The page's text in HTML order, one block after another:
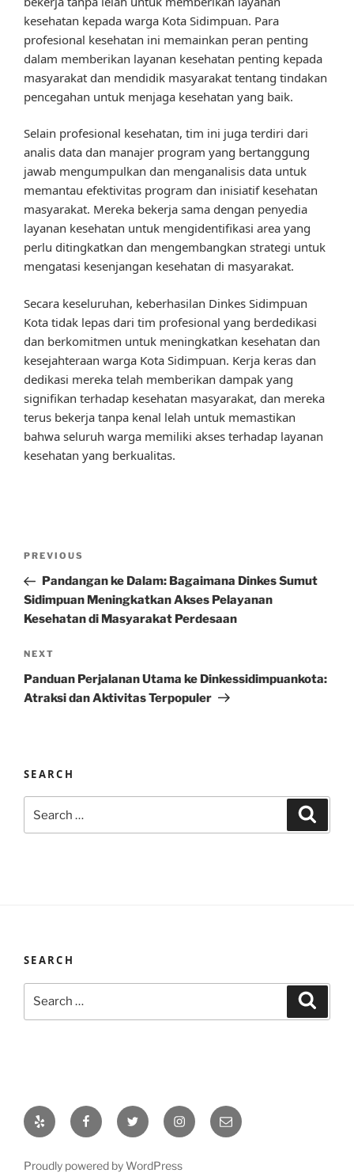
kesehatan kepada warga Kota Sidimpuan. Para
profesional kesehatan ini memainkan peran penting
dalam memberikan layanan kesehatan penting kepada
masyarakat dan mendidik masyarakat tentang tindakan
pencegahan untuk menjaga kesehatan yang baik.
Selain profesional kesehatan, tim ini juga terdiri dari
analis data dan manajer program yang bertanggung
jawab mengumpulkan dan menganalisis data untuk
memantau efektivitas program dan inisiatif kesehatan
masyarakat. Mereka bekerja sama dengan penyedia
layanan kesehatan untuk mengidentifikasi area yang
perlu ditingkatkan dan mengembangkan strategi untuk
mengatasi kesenjangan kesehatan di masyarakat.
Secara keseluruhan, keberhasilan Dinkes Sidimpuan
Kota tidak lepas dari tim profesional yang berdedikasi
dan berkomitmen untuk meningkatkan kesehatan dan
kesejahteraan warga Kota Sidimpuan. Kerja keras dan
dedikasi mereka telah memberikan dampak yang
signifikan terhadap kesehatan masyarakat, dan mereka
terus bekerja tanpa kenal lelah untuk memastikan
bahwa seluruh warga memiliki akses terhadap layanan
kesehatan yang berkualitas.
Previous
Post
PREVIOUS
Pandangan ke Dalam: Bagaimana Dinkes Sumut
Sidimpuan Meningkatkan Akses Pelayanan
Kesehatan di Masyarakat Perdesaan
Next
Post
NEXT
Panduan Perjalanan Utama ke Dinkessidimpuankota:
Atraksi dan Aktivitas Terpopuler
SEARCH
for:
SEARCH
Yelp FacebookTwitter InstagramEmail
Proudly powered by WordPress